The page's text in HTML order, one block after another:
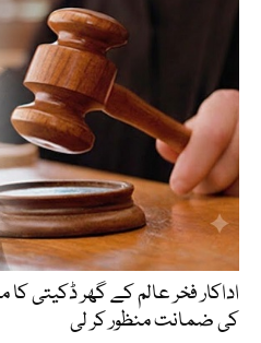
اداکار فخر عالم کے گھر ڈکیتی
کی ضمانت منظور کر لی